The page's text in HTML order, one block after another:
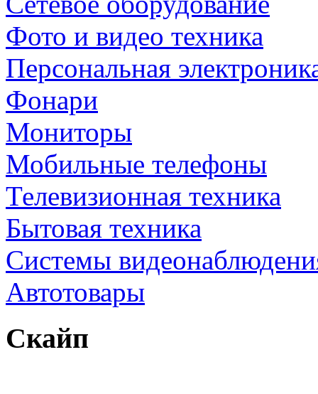
Фото и видео техника
Персональная
Фонари
Мониторы
Мобильные телефоны
Телевизионная техника
Бытовая техника
Cистемы
Автотовары
Скайп